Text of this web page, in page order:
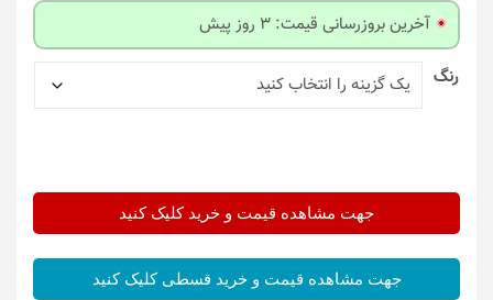
آخرین بروزرسانی قیمت: 3 روز پیش
رنگ
جهت مشاهده قیمت و خرید کلیک کنید
جهت مشاهده قیمت و خرید قسطی کلیک کنید